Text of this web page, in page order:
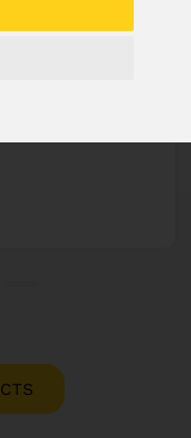
- VARIO